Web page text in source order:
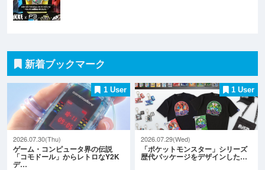
新着ブックマーク
1 User
2026.07.30(Thu)
ゲーム・コンピュータ界の伝説
「コモドール」からレトロなY2K
デ…
1 User
2026.07.29(Wed)
「ポケットモンスター」シリーズ
歴代パッケージをデザインした…